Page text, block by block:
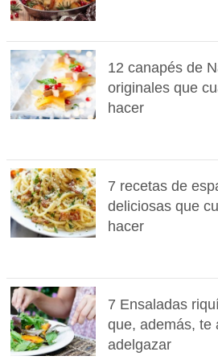
12 canapés de
originales que
hacer
7 recetas de
deliciosas que
hacer
7 Ensaladas
que, además, te
adelgazar